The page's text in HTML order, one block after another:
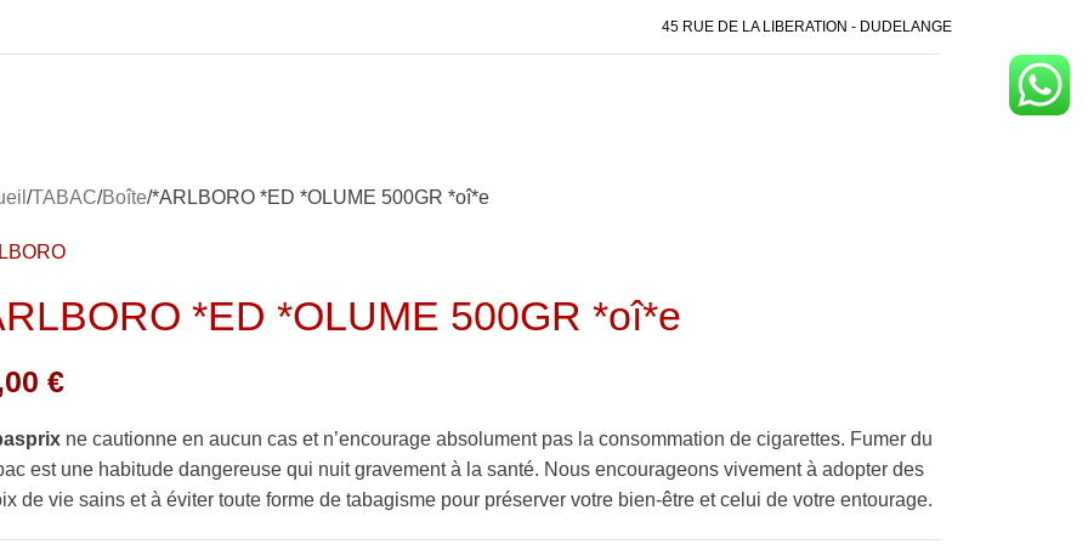
45 RUE DE LA LIBERATION - DUDELANGE
TABAC Boîte *ARLBORO *ED *OLUME 500GR *oî*e
*ED *OLUME 500GR *oî*e
€
ne cautionne en aucun cas et n’encourage absolument pas la consommation de cigarettes. Fumer du
est une habitude dangereuse qui nuit gravement à la santé. Nous encourageons vivement à adopter des
de vie sains et à éviter toute forme de tabagisme pour préserver votre bien-être et celui de votre entourage.